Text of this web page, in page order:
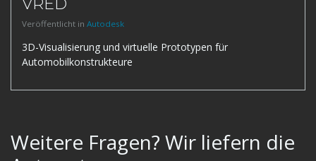
Veröffentlicht in Autodesk
3D-Visualisierung und virtuelle Prototypen für
Automobilkonstrukteure
Weitere Fragen? Wir liefern die